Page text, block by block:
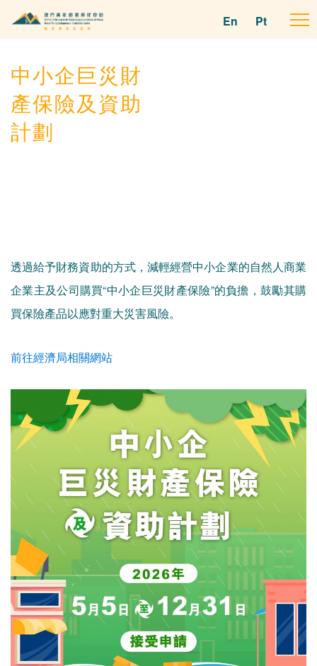
En Pt
中小企巨災財
產保險及資助
計劃
透過給予財務資助的方式，減輕經營中小企業的自然人商業
企業主及公司購買“中小企巨災財產保險”的負擔，鼓勵其購
買保險產品以應對重大災害風險。
前往經濟局相關網站